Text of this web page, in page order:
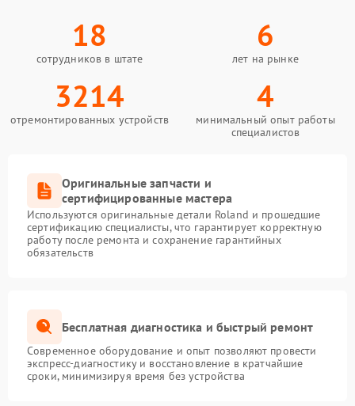
18
сотрудников в штате
6
лет на рынке
3214
отремонтированных устройств
4
минимальный опыт работы
специалистов
Оригинальные запчасти и
сертифицированные мастера
Используются оригинальные детали Roland и прошедшие
сертификацию специалисты, что гарантирует корректную
работу после ремонта и сохранение гарантийных
обязательств
Бесплатная диагностика и быстрый ремонт
Современное оборудование и опыт позволяют провести
экспресс-диагностику и восстановление в кратчайшие
сроки, минимизируя время без устройства